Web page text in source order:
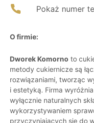
Pokaż numer
O firmie:
Dworek Komorno to
metody cukiernicze są
rozwiązaniami, tworząc
i estetyką. Firma
wyłącznie naturalnych
wykorzystywaniem
przyczyniających się do